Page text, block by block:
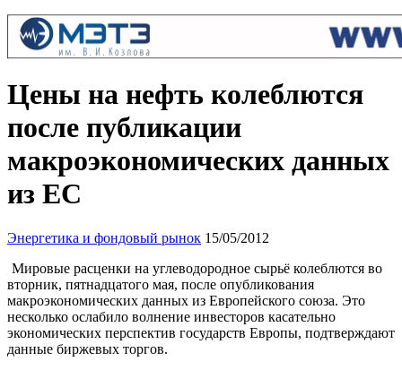
Цены на нефть колеблются
после публикации
макроэкономических данных
из ЕС
Энергетика и фондовый рынок 15/05/2012
Мировые расценки на углеводородное сырьё колеблются во
вторник, пятнадцатого мая, после опубликования
макроэкономических данных из Европейского союза. Это
несколько ослабило волнение инвесторов касательно
экономических перспектив государств Европы, подтверждают
данные биржевых торгов.